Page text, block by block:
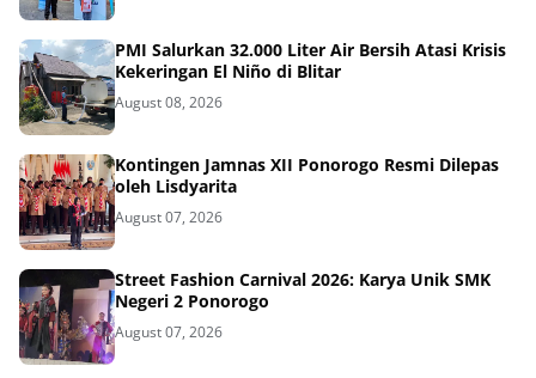
PMI Salurkan 32.000 Liter Air Bersih Atasi Krisis
Kekeringan El Niño di Blitar
August 08, 2026
Kontingen Jamnas XII Ponorogo Resmi Dilepas
oleh Lisdyarita
August 07, 2026
Street Fashion Carnival 2026: Karya Unik SMK
Negeri 2 Ponorogo
August 07, 2026